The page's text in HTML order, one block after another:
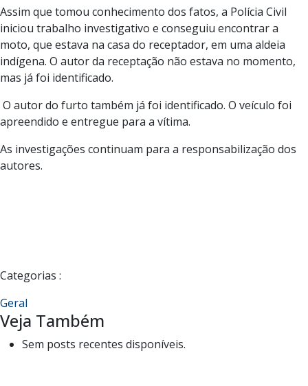
Assim que tomou conhecimento dos fatos, a Polícia Civil
iniciou trabalho investigativo e conseguiu encontrar a
moto, que estava na casa do receptador, em uma aldeia
indígena. O autor da receptação não estava no momento,
mas já foi identificado.
O autor do furto também já foi identificado. O veículo foi
apreendido e entregue para a vítima.
As investigações continuam para a responsabilização dos
autores.
Categorias :
Geral
Veja Também
Sem posts recentes disponíveis.